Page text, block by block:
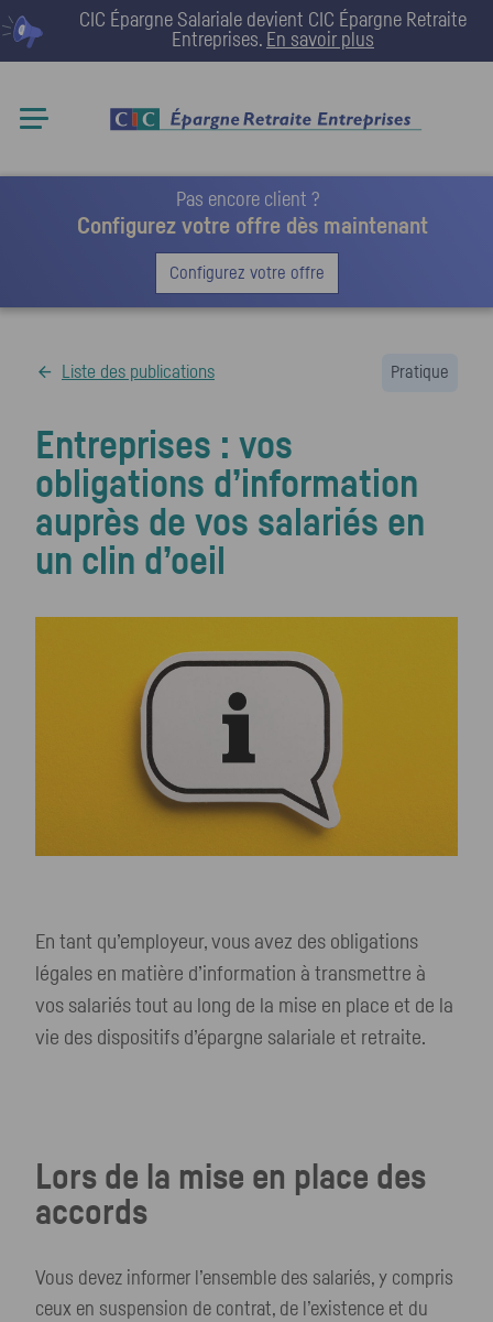
CIC Épargne Salariale devient CIC Épargne Retraite
Entreprises. En savoir plus
Pas encore client ?
Configurez votre offre dès maintenant
Configurez votre offre
Liste des publications Pratique
Entreprises : vos
obligations d’information
auprès de vos salariés en
un clin d’oeil
En tant qu’employeur, vous avez des obligations
légales en matière d’information à transmettre à
vos salariés tout au long de la mise en place et de la
vie des dispositifs d’épargne salariale et retraite.
Lors de la mise en place des
accords
Vous devez informer l’ensemble des salariés, y compris
ceux en suspension de contrat, de l’existence et du